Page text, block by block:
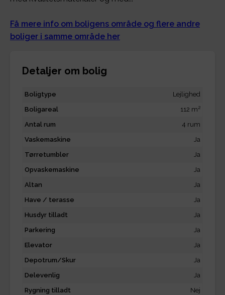
Få mere info om boligens område og flere andre
boliger i samme område her
Detaljer om bolig
Boligtype
Lejlighed
Boligareal
112 m2
Antal rum
4 rum
Vaskemaskine
Ja
Tørretumbler
Ja
Opvaskemaskine
Ja
Altan
Ja
Have / terasse
Ja
Husdyr tilladt
Ja
Parkering
Ja
Elevator
Ja
Depotrum/Skur
Ja
Delevenlig
Ja
Rygning tilladt
Nej